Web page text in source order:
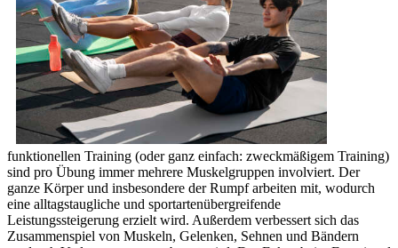
funktionellen Training (oder ganz einfach: zweckmäßigem Training)
sind pro Übung immer mehrere Muskelgruppen involviert. Der
ganze Körper und insbesondere der Rumpf arbeiten mit, wodurch
eine alltagstaugliche und sportartenübergreifende
Leistungssteigerung erzielt wird. Außerdem verbessert sich das
Zusammenspiel von Muskeln, Gelenken, Sehnen und Bändern